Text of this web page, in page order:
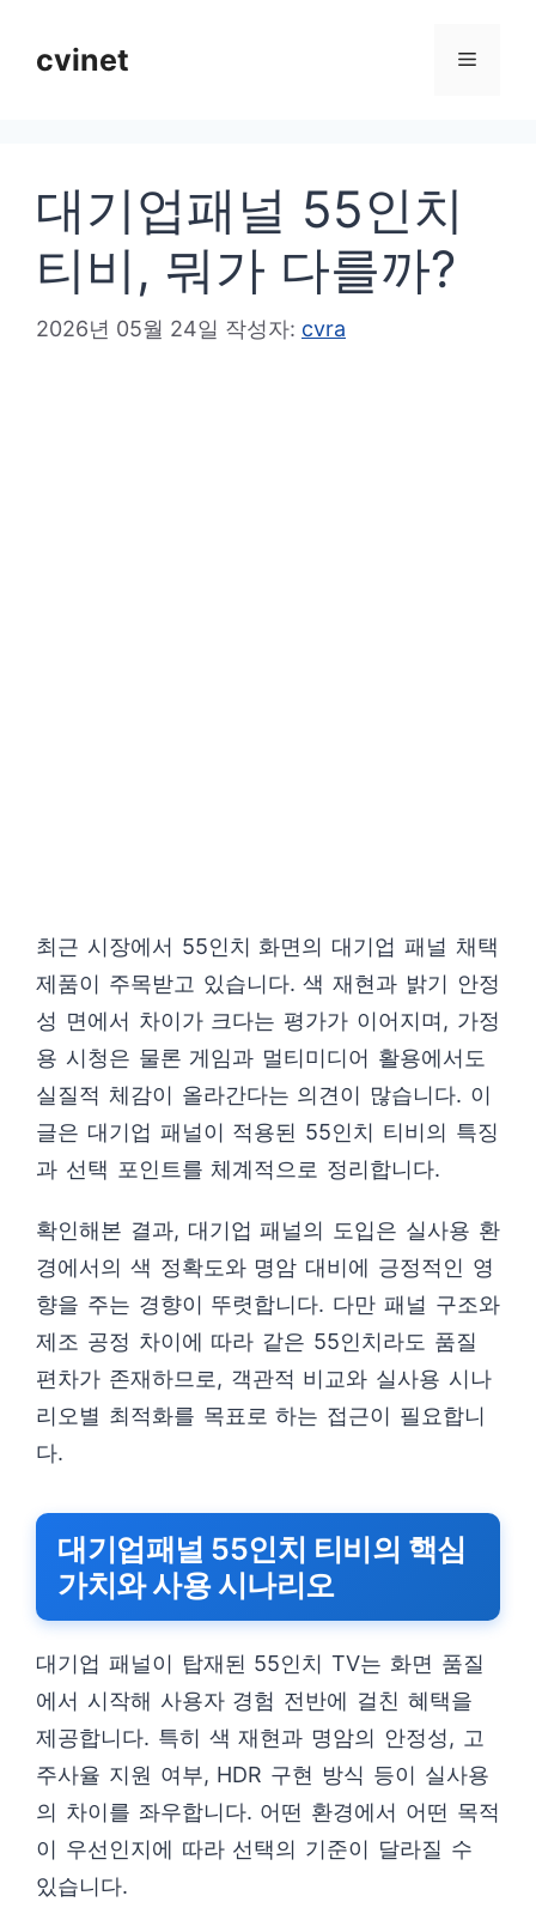
cvinet 메
대기업패널 55인치
티비, 뭐가 다를까?
2026년 05월 24일 작성자: cvra
최근 시장에서 55인치 화면의 대기업 패널 채택
제품이 주목받고 있습니다. 색 재현과 밝기 안정
성 면에서 차이가 크다는 평가가 이어지며, 가정
용 시청은 물론 게임과 멀티미디어 활용에서도
실질적 체감이 올라간다는 의견이 많습니다. 이
글은 대기업 패널이 적용된 55인치 티비의 특징
과 선택 포인트를 체계적으로 정리합니다.
확인해본 결과, 대기업 패널의 도입은 실사용 환
경에서의 색 정확도와 명암 대비에 긍정적인 영
향을 주는 경향이 뚜렷합니다. 다만 패널 구조와
제조 공정 차이에 따라 같은 55인치라도 품질
편차가 존재하므로, 객관적 비교와 실사용 시나
리오별 최적화를 목표로 하는 접근이 필요합니
다.
대기업패널 55인치 티비의 핵심
가치와 사용 시나리오
대기업 패널이 탑재된 55인치 TV는 화면 품질
에서 시작해 사용자 경험 전반에 걸친 혜택을
제공합니다. 특히 색 재현과 명암의 안정성, 고
주사율 지원 여부, HDR 구현 방식 등이 실사용
의 차이를 좌우합니다. 어떤 환경에서 어떤 목적
이 우선인지에 따라 선택의 기준이 달라질 수
있습니다.